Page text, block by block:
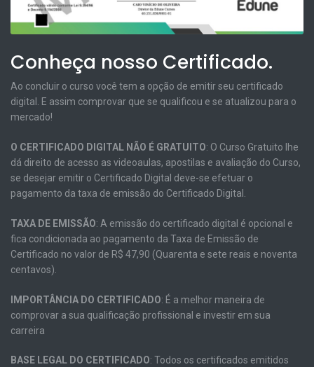
Conheça nosso Certificado.
Ao concluir o curso você tem a opção de emitir seu certificado
digital. E assim comprovar que se qualificou e se atualizou para o
mercado!
O CERTIFICADO DIGITAL NÃO É GRATUITO: O Curso Gratuito lhe
dá direito de acesso as videoaulas, apostilas e avaliação do Curso,
se desejar emitir o Certificado Digital deve-se efetuar o
pagamento da taxa de emissão do Certificado Digital.
TAXA DE EMISSÃO: A emissão do certificado digital é opcional e
fica condicionada ao pagamento da Taxa de Emissão de
Certificado no valor de R$ 47,90 (Quarenta e sete reais e noventa
centavos).
IMPORTÂNCIA DO CERTIFICADO: É a melhor maneira de
comprovar a sua qualificação profissional e investir em sua
carreira
BASE LEGAL DO CERTIFICADO: Todos os certificados emitidos